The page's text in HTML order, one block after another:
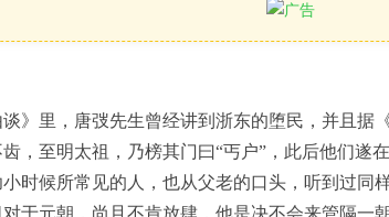
》里，唐弢先生曾经讲到浙东的堕民，并且据
，至明太祖，乃榜其门曰“丐户”，此后他们遂
时候所常见的人，也从父老的口头，听到过同
于元朝，尚且不肯放肆，他是决不会来管隔一